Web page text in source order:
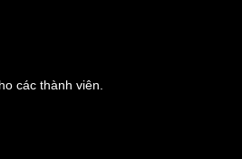
các thành viên.